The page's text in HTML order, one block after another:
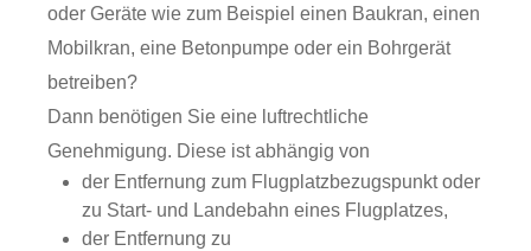
oder Geräte wie zum Beispiel einen Baukran, einen
Mobilkran, eine Betonpumpe oder ein Bohrgerät
betreiben?
Dann benötigen Sie eine luftrechtliche
Genehmigung. Diese ist abhängig von
der Entfernung zum Flugplatzbezugspunkt oder
zu Start- und Landebahn eines Flugplatzes,
der Entfernung zu